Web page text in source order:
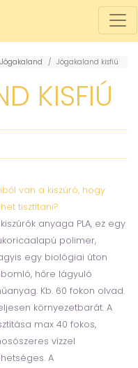
Jógakaland Jógakaland kisfiú
KISFIÚ
van a kiszúró, hogy
tisztítani?
anyaga PLA, ez egy
polimer,
egy biológiai úton
hőre lágyuló
Kb. 60 fokon olvad.
környezetbarát. A
max 40 fokos,
vízzel
A